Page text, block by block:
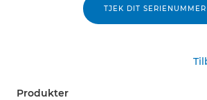
TJEK DIT SERIENUMMER
Produkter